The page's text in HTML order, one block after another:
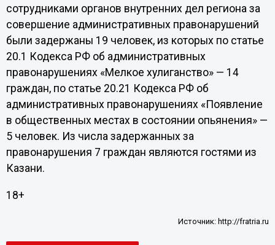
сотрудниками органов внутренних дел региона за
совершение административных правонарушений
были задержаны 19 человек, из которых по статье
20.1 Кодекса РФ об административных
правонарушениях «Мелкое хулиганство» — 14
граждан, по статье 20.21 Кодекса РФ об
административных правонарушениях «Появление
в общественных местах в состоянии опьянения» —
5 человек. Из числа задержанных за
правонарушения 7 граждан являются гостями из
Казани.
18+
Источник: http://fratria.ru